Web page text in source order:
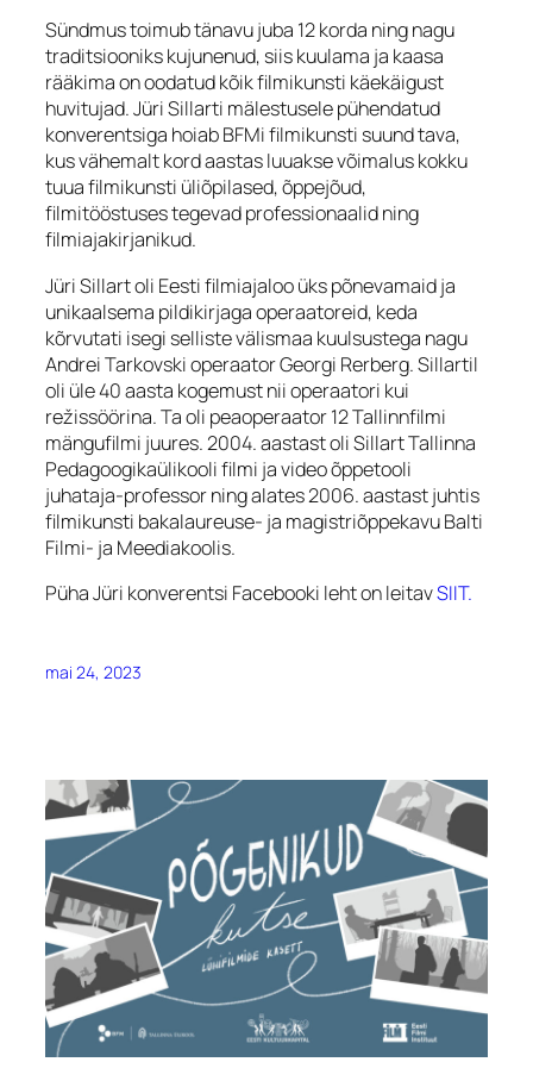
Sündmus toimub tänavu juba 12 korda ning nagu
traditsiooniks kujunenud, siis kuulama ja kaasa
rääkima on oodatud kõik filmikunsti käekäigust
huvitujad. Jüri Sillarti mälestusele pühendatud
konverentsiga hoiab BFMi filmikunsti suund tava,
kus vähemalt kord aastas luuakse võimalus kokku
tuua filmikunsti üliõpilased, õppejõud,
filmitööstuses tegevad professionaalid ning
filmiajakirjanikud.
Jüri Sillart oli Eesti filmiajaloo üks põnevamaid ja
unikaalsema pildikirjaga operaatoreid, keda
kõrvutati isegi selliste välismaa kuulsustega nagu
Andrei Tarkovski operaator Georgi Rerberg. Sillartil
oli üle 40 aasta kogemust nii operaatori kui
režissöörina. Ta oli peaoperaator 12 Tallinnfilmi
mängufilmi juures. 2004. aastast oli Sillart Tallinna
Pedagoogikaülikooli filmi ja video õppetooli
juhataja-professor ning alates 2006. aastast juhtis
filmikunsti bakalaureuse- ja magistriõppekavu Balti
Filmi- ja Meediakoolis.
Püha Jüri konverentsi Facebooki leht on leitavSIIT.
mai 24, 2023